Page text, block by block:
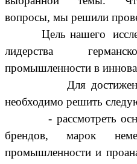
вопросы, мы решили
Цель нашего
лидерства
промышленности в
Для достижения
необходимо решить
- рассмотреть
брендов, марок
промышленности и